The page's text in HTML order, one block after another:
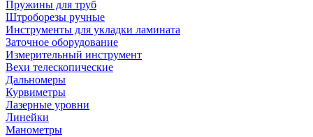
Пружины для труб
Штроборезы ручные
Инструменты для укладки ламината
Заточное оборудование
Измерительный инструмент
Вехи телескопические
Дальномеры
Курвиметры
Лазерные уровни
Линейки
Манометры